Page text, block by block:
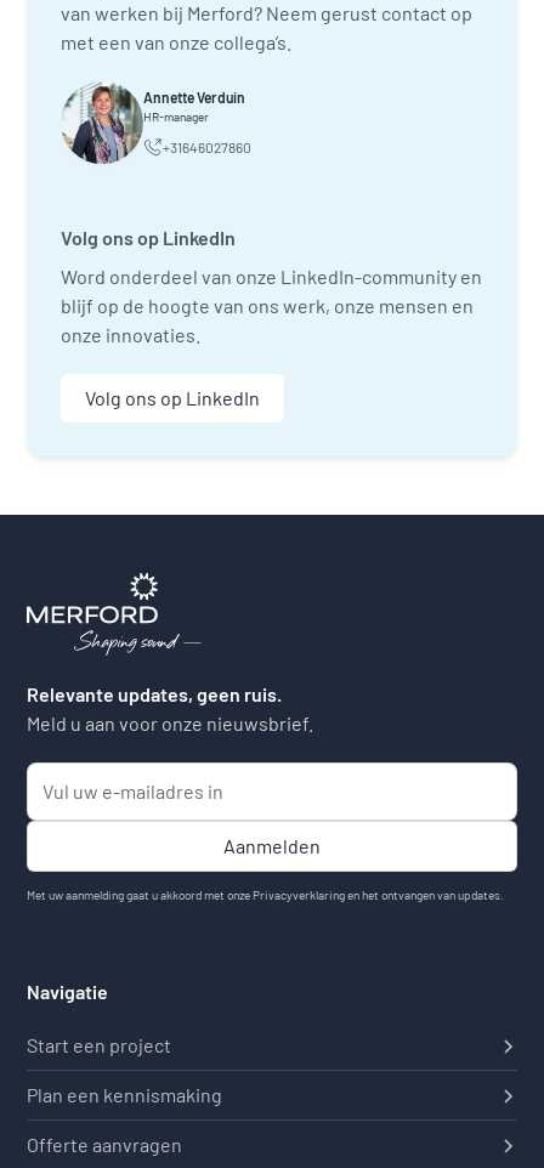
van werken bij Merford? Neem gerust contact op
met een van onze collega’s.
Annette Verduin
HR-manager
+31646027860
Volg ons op LinkedIn
Word onderdeel van onze LinkedIn-community en
blijf op de hoogte van ons werk, onze mensen en
onze innovaties.
Volg ons op LinkedIn
Relevante updates, geen ruis.
Meld u aan voor onze nieuwsbrief.
Met uw aanmelding gaat u akkoord met onze Privacyverklaringen het ontvangen van updates.
Navigatie
Start een project
Plan een kennismaking
Offerte aanvragen